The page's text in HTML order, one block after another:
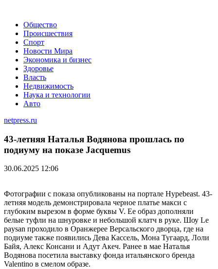
Общество
Происшествия
Спорт
Новости Мира
Экономика и бизнес
Здоровье
Власть
Недвижимость
Наука и технологии
Авто
netpress.ru
43-летняя Наталья Водянова прошлась по
подиуму на показе Jacquemus
30.06.2025 12:06
Фотографии с показа опубликованы на портале Hypebeast. 43-
летняя модель демонстрировала черное платье макси с
глубоким вырезом в форме буквы V. Ее образ дополняли
белые туфли на шнуровке и небольшой клатч в руке. Шоу Le
paysan проходило в Оранжерее Версальского дворца, где на
подиуме также появились Дева Кассель, Мона Тугаард, Лоли
Байя, Алекс Консани и Адут Акеч. Ранее в мае Наталья
Водянова посетила выставку фонда итальянского бренда
Valentino в смелом образе.